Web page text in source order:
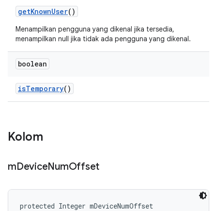
getKnownUser()
Menampilkan pengguna yang dikenal jika tersedia,
menampilkan null jika tidak ada pengguna yang dikenal.
boolean
isTemporary()
Kolom
mDeviceNumOffset
protected Integer mDeviceNumOffset